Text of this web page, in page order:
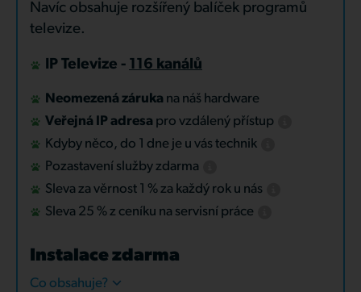
Navíc obsahuje rozšířený balíček programů
televize.
IP Televize - 116 kanálů
Neomezená záruka na náš hardware
Veřejná IP adresa pro vzdálený přístup
Kdyby něco, do 1 dne je u vás technik
Pozastavení služby zdarma
Sleva za věrnost 1 % za každý rok u nás
Sleva 25 % z ceníku na servisní práce
Instalace zdarma
Co obsahuje?